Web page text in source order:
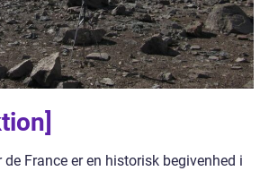
de France er en historisk begivenhed i